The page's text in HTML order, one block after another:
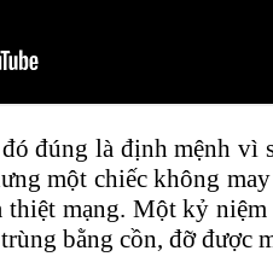
đúng là định mệnh
một chiếc không
mạng. Một kỷ
bằng cồn, đỡ được